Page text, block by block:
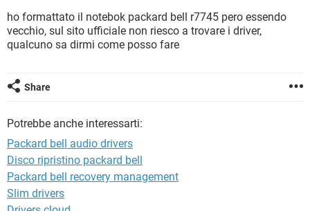
HARDWARE
INSTAGRAM WHATSAPP
TIKTOK FACEBOOK
iOS WINDOWS 10
TIKTOK
ho formattato il notebok packard bell r7745 pero essendo
vecchio, sul sito ufficiale non riesco a trovare i driver,
qualcuno sa dirmi come posso fare
Share
Potrebbe anche interessarti:
Packard bell audio drivers
Disco ripristino packard bell
Packard bell recovery management
Slim drivers